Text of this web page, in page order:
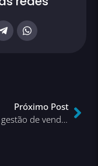
Próximo Post
O que é gestão de vendas e como funciona? Nós explicamos!